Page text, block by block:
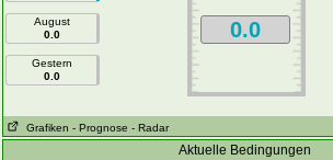
August
0.0
Gestern
0.0
0.0
Grafiken - Prognose - Radar
Aktuelle Bedingungen